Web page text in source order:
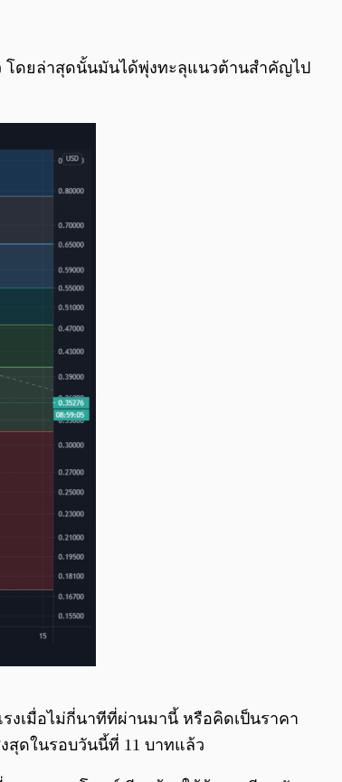
0:00 0:00
โดยล่าสุดนั้นมันได้พุ่งทะลุแนวต้านสำคัญไป
งเมื่อไม่กี่นาทีที่ผ่านมานี้ หรือคิดเป็นราคา
สุดในรอบวันนี้ที่ 11 บาทแล้ว